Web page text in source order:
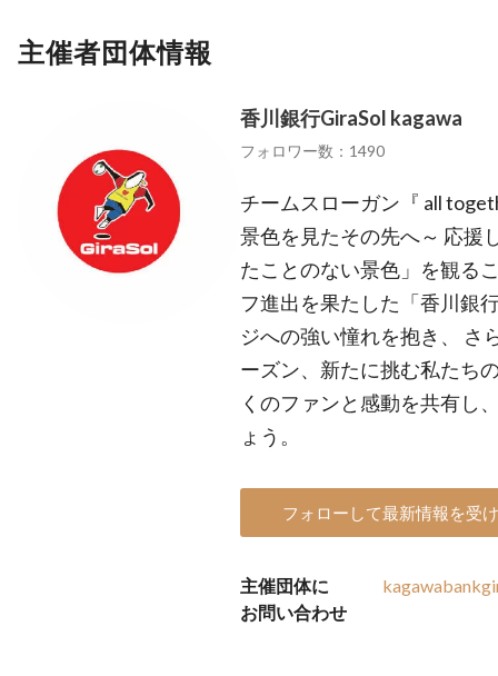
主催者団体情報
香川銀行GiraSol kagawa
フォロワー数：1490
チームスローガン『 all
景色を見たその先へ～ 応援
たことのない景色」を観る
フ進出を果たした「香川銀
ジへの強い憧れを抱き、 さ
ーズン、新たに挑む私たち
くのファンと感動を共有し
ょう。
フォローして最新情報を受
主催団体に
お問い合わせ